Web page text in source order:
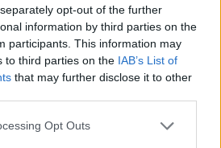
opt-out of the further
information by third parties on the
participants. This information may
to third parties on the IAB’s List of
that may further disclose it to other
app uses one or more Google
Opt Outs
un’altra operazione
serata di sabato preoccupa i